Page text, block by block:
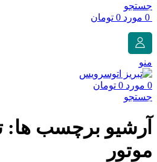
جستجو
0 مورد 0 تومان
منو
0 مورد 0 تومان
جستجو
آرشیو برچسب ها:
موتور